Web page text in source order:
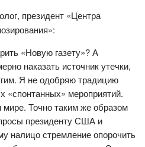
президент «Центра
«Новую газету»? А
наказать источник утечки,
Я не одобряю традицию
«спонтанных» мероприятий.
Точно таким же образом
президенту США и
налицо стремление опорочить